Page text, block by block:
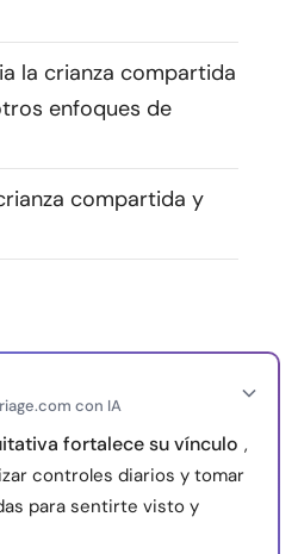
la crianza compartida
enfoques de
compartida y
con IA
fortalece su vínculo ,
controles diarios y tomar
para sentirte visto y